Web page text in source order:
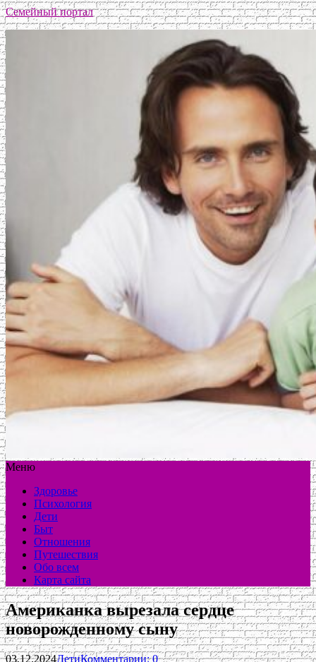
Семейный портал
Меню
Здоровье
Психология
Дети
Быт
Отношения
Путешествия
Обо всем
Карта сайта
Американка вырезала сердце
новорожденному сыну
03.12.2024ДетиКомментарии: 0